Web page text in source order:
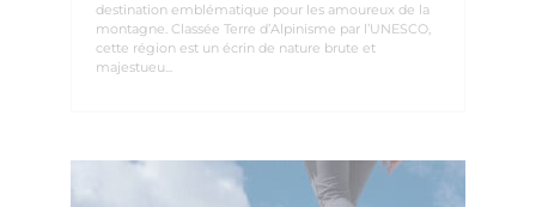
destination emblématique pour les amoureux de la
montagne. Classée Terre d’Alpinisme par l’UNESCO,
cette région est un écrin de nature brute et
majestueu...